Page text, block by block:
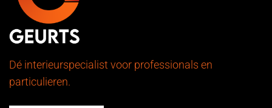
Dé interieurspecialist voor professionals en
particulieren.